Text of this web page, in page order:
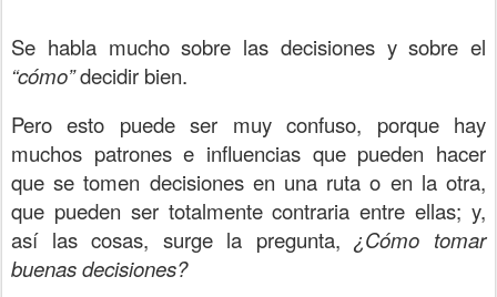
Se habla mucho sobre las decisiones y sobre el
“cómo”decidir bien.
Pero esto puede ser muy confuso, porque hay
muchos patrones e influencias que pueden hacer
que se tomen decisiones en una ruta o en la otra,
que pueden ser totalmente contraria entre ellas; y,
así las cosas, surge la pregunta,¿Cómo tomar
buenas decisiones?